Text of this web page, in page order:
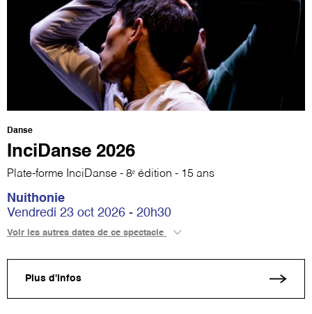
Danse
InciDanse 2026
Plate-forme InciDanse - 8ᵉ édition - 15 ans
Nuithonie
Vendredi 23 oct 2026 - 20h30
Voir les autres dates de ce spectacle
Plus d'infos